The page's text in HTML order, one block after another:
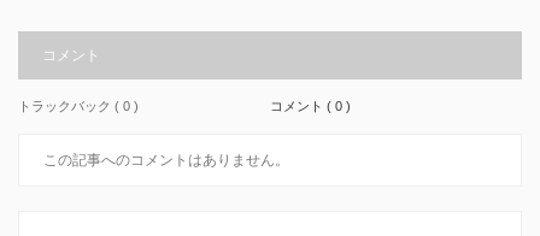
コメント
トラックバック ( 0 ) コメント ( 0 )
この記事へのコメントはありません。